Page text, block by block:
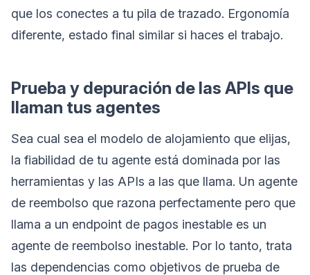
que los conectes a tu pila de trazado. Ergonomía
diferente, estado final similar si haces el trabajo.
Prueba y depuración de las APIs que
llaman tus agentes
Sea cual sea el modelo de alojamiento que elijas,
la fiabilidad de tu agente está dominada por las
herramientas y las APIs a las que llama. Un agente
de reembolso que razona perfectamente pero que
llama a un endpoint de pagos inestable es un
agente de reembolso inestable. Por lo tanto, trata
las dependencias como objetivos de prueba de